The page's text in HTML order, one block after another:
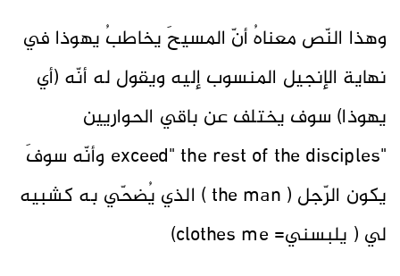
وهذا النّص معناهُ أنّ المسيحَ يخاطبُ يهوذا في
نهاية الإنجيل المنسوب إليه ويقول له أنّه (أي
يهوذا) سوف يختلف عن باقي الحواريين
"exceed" the rest of the disciples وأنّه سوفَ
يكون الرّجل ( the man ) الذي يُضحّي به كشبيه
لي ( يلبسني= clothes me)